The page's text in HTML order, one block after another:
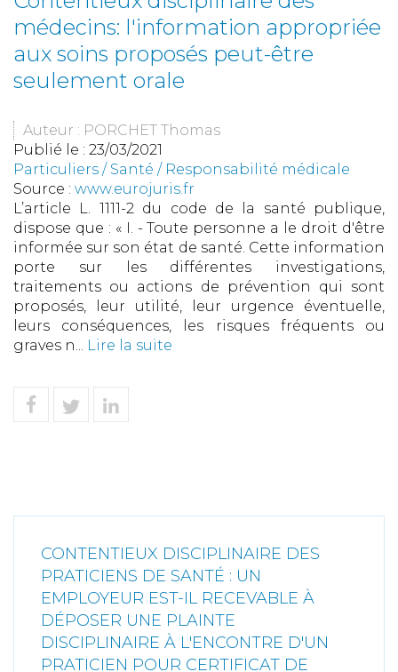
médecins: l'information appropriée
aux soins proposés peut-être
seulement orale
Auteur : PORCHET Thomas
Publié le : 23/03/2021
Particuliers / Santé / Responsabilité médicale
Source : www.eurojuris.fr
L’article L. 1111-2 du code de la santé publique,
dispose que : « I. - Toute personne a le droit d'être
informée sur son état de santé. Cette information
porte sur les différentes investigations,
traitements ou actions de prévention qui sont
proposés, leur utilité, leur urgence éventuelle,
leurs conséquences, les risques fréquents ou
graves n... Lire la suite
CONTENTIEUX DISCIPLINAIRE DES
PRATICIENS DE SANTÉ : UN
EMPLOYEUR EST-IL RECEVABLE À
DÉPOSER UNE PLAINTE
DISCIPLINAIRE À L'ENCONTRE D'UN
PRATICIEN POUR CERTIFICAT DE